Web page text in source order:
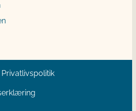
Privatlivspolitik